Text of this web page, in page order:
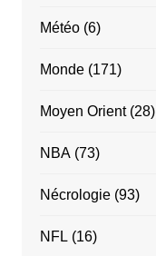
Météo(6)
Monde(171)
Moyen Orient(28)
NBA(73)
Nécrologie(93)
NFL (16)